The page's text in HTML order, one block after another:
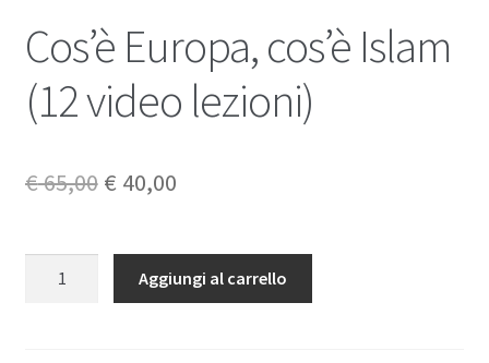
Cos’è Europa, cos’è Islam
(12 video lezioni)
€65,00 Il
originale
era:
€ 40,00Il
attuale
è:
Aggiungi al carrello